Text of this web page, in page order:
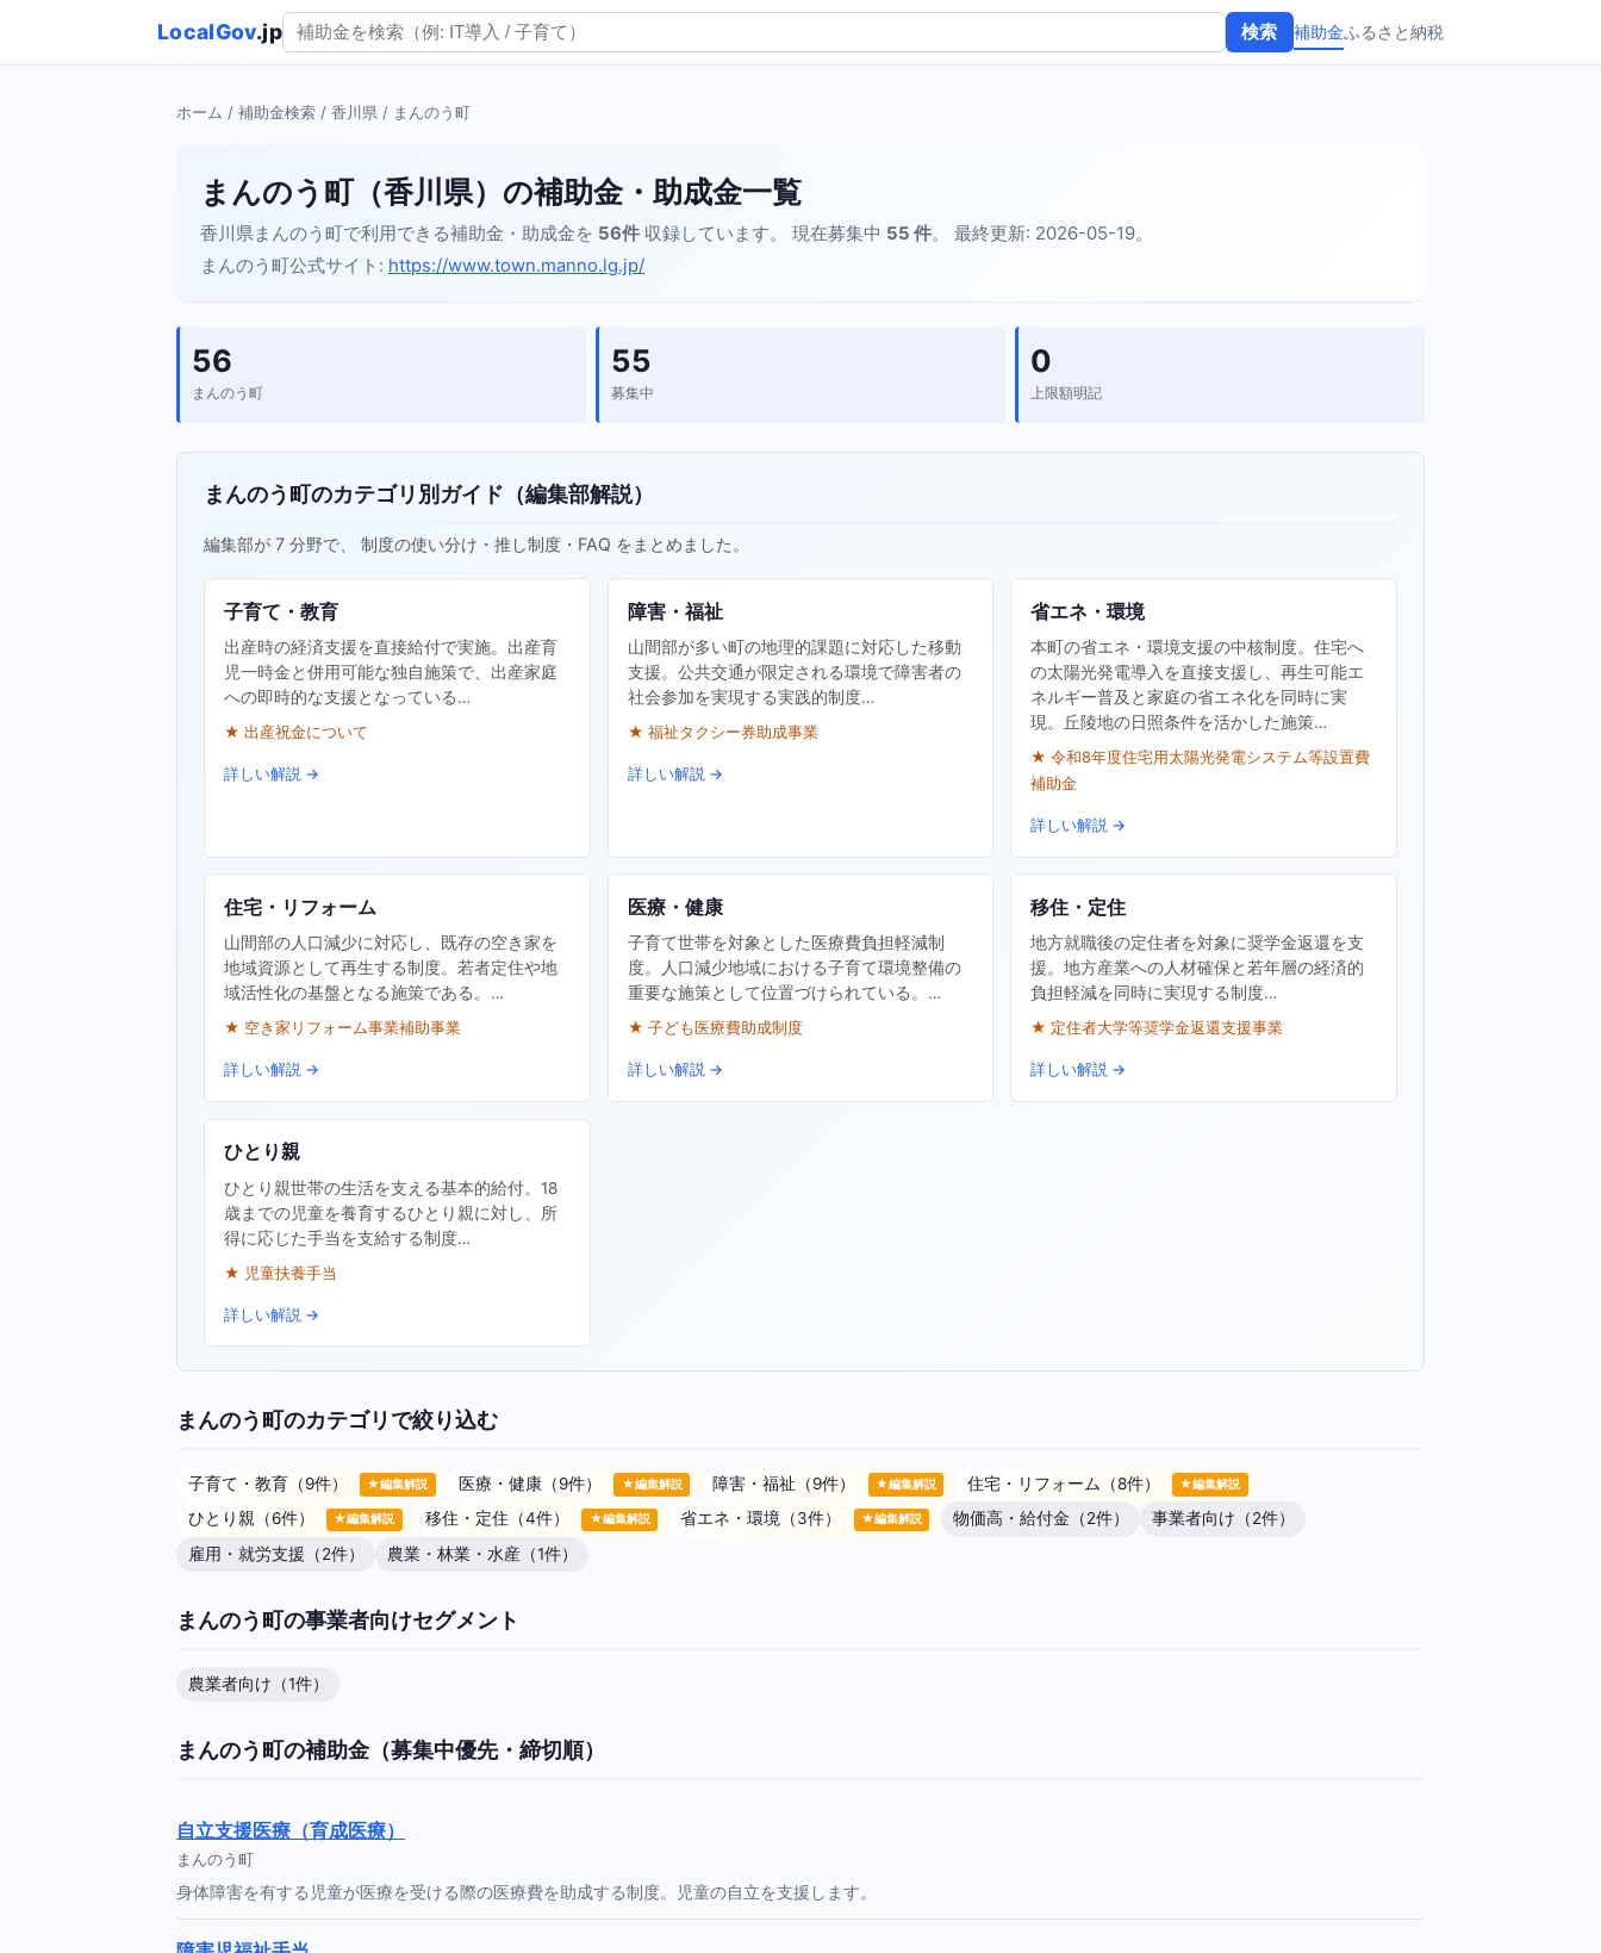
LocalGov.jp 検索 補助金ふるさと納税
ホーム / 補助金検索 / 香川県 / まんのう町
まんのう町（香川県）の補助金・助成金一覧
香川県まんのう町で利用できる補助金・助成金を 56件 収録しています。 現在募集中 55 件。 最終更新: 2026-05-19。
まんのう町公式サイト: https://www.town.manno.lg.jp/
56
まんのう町
55
募集中
0
上限額明記
まんのう町のカテゴリ別ガイド（編集部解説）
編集部が 7 分野で、 制度の使い分け・推し制度・FAQ をまとめました。
子育て・教育
出産時の経済支援を直接給付で実施。出産育
児一時金と併用可能な独自施策で、出産家庭
への即時的な支援となっている…
★ 出産祝金について
詳しい解説 →
障害・福祉
山間部が多い町の地理的課題に対応した移動
支援。公共交通が限定される環境で障害者の
社会参加を実現する実践的制度…
★ 福祉タクシー券助成事業
詳しい解説 →
省エネ・環境
本町の省エネ・環境支援の中核制度。住宅へ
の太陽光発電導入を直接支援し、再生可能エ
ネルギー普及と家庭の省エネ化を同時に実
現。丘陵地の日照条件を活かした施策…
★ 令和8年度住宅用太陽光発電システム等設置費
補助金
詳しい解説 →
住宅・リフォーム
山間部の人口減少に対応し、既存の空き家を
地域資源として再生する制度。若者定住や地
域活性化の基盤となる施策である。…
★ 空き家リフォーム事業補助事業
詳しい解説 →
医療・健康
子育て世帯を対象とした医療費負担軽減制
度。人口減少地域における子育て環境整備の
重要な施策として位置づけられている。…
★ 子ども医療費助成制度
詳しい解説 →
移住・定住
地方就職後の定住者を対象に奨学金返還を支
援。地方産業への人材確保と若年層の経済的
負担軽減を同時に実現する制度…
★ 定住者大学等奨学金返還支援事業
詳しい解説 →
ひとり親
ひとり親世帯の生活を支える基本的給付。18
歳までの児童を養育するひとり親に対し、所
得に応じた手当を支給する制度…
★ 児童扶養手当
詳しい解説 →
まんのう町のカテゴリで絞り込む
子育て・教育（9件） ★編集解説 医療・健康（9件） ★編集解説 障害・福祉（9件） ★編集解説 住宅・リフォーム（8件） ★編集解説
ひとり親（6件） ★編集解説 移住・定住（4件） ★編集解説 省エネ・環境（3件） ★編集解説 物価高・給付金（2件）
事業者向け（2件）
雇用・就労支援（2件）
農業・林業・水産（1件）
まんのう町の事業者向けセグメント
農業者向け（1件）
まんのう町の補助金（募集中優先・締切順）
自立支援医療（育成医療）
まんのう町
身体障害を有する児童が医療を受ける際の医療費を助成する制度。児童の自立を支援します。